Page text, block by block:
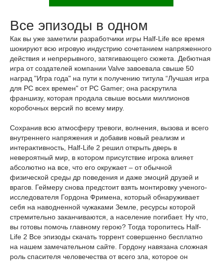
Все эпизоды в одном
Как вы уже заметили разработчики игры Half-Life все время
шокируют всю игровую индустрию сочетанием напряженного
действия и непрерывного, затягивающего сюжета. Дебютная
игра от создателей компании Valve завоевала свыше 50
наград "Игра года" на пути к получению титула “Лучшая игра
для РС всех времен" от PC Gamer; она раскрутила
франшизу, которая продала свыше восьми миллионов
коробочных версий по всему миру.
Сохранив всю атмосферу тревоги, волнения, вызова и всего
внутреннего напряжения и добавив новый реализм и
интерактивность, Half-Life 2 решил открыть дверь в
невероятный мир, в котором присутствие игрока влияет
абсолютно на все, что его окружает – от обычной
физической среды др поведения и даже эмоций друзей и
врагов. Геймеру снова предстоит взять монтировку ученого-
исследователя Гордона Фримена, который обнаруживает
себя на наводненной чужаками Земле, ресурсы которой
стремительно заканчиваются, а население погибает. Ну что,
вы готовы помочь главному герою? Тогда торопитесь Half-
Life 2 Все эпизоды скачать торрент совершенно бесплатно
на нашем замечательном сайте. Гордону навязана сложная
роль спасителя человечества от всего зла, которое он